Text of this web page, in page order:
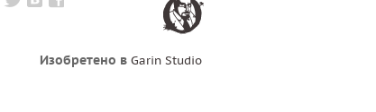
Изобретено в Garin Studio